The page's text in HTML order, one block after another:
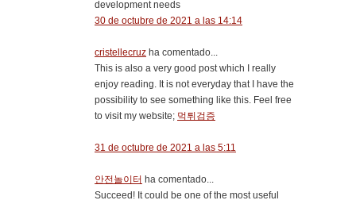
development needs
30 de octubre de 2021 a las 14:14
cristellecruz ha comentado...
This is also a very good post which I really
enjoy reading. It is not everyday that I have the
possibility to see something like this. Feel free
to visit my website; 먹튀검증
31 de octubre de 2021 a las 5:11
안전놀이터 ha comentado...
Succeed! It could be one of the most useful